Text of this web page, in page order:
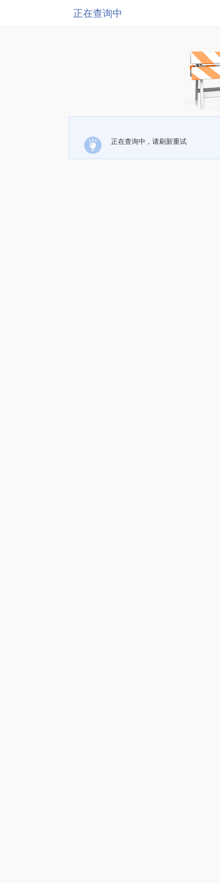
正在查询中
正在查询中，请刷新重试